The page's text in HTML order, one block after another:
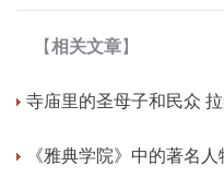
【相关文章】
寺庙里的圣母子和民众
《雅典学院》中的著名人